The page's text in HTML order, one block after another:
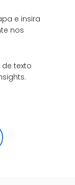
e insira
nos
texto